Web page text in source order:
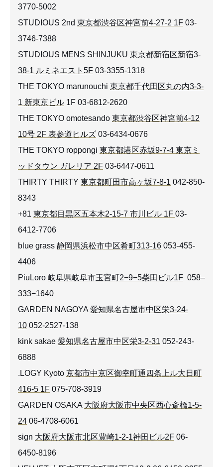
3770-5002
STUDIOUS 2nd 東京都渋谷区神宮前4-27-2 1F 03-
3746-7388
STUDIOUS MENS SHINJUKU 東京都新宿区新宿3-
38-1 ルミネエスト5F 03-3355-1318
THE TOKYO marunouchi 東京都千代田区丸の内3-3-
1 新東京ビル 1F 03-6812-2620
THE TOKYO omotesando 東京都渋谷区神宮前4-12
10号 2F 表参道ヒルズ 03-6434-0676
THE TOKYO roppongi 東京都港区赤坂9-7-4 東京ミ
ッドタウン ガレリア 2F 03-6447-0611
THIRTY THIRTY 東京都町田市高ヶ坂7-8-1 042-850-
8343
+81 東京都目黒区五本木2-15-7 市川ビル 1F 03-
6412-7706
blue grass 静岡県浜松市中区肴町313-16 053-455-
4406
PiuLoro 岐阜県岐阜市玉宮町2−9−5柴田ビル1F 058–
333−1640
GARDEN NAGOYA 愛知県名古屋市中区栄3-24-
10 052-2527-138
kink sakae 愛知県名古屋市中区栄3-2-31 052-243-
6888
.LOGY Kyoto 京都市中京区御幸町通四条上ル大日町
416-5 1F 075-708-3919
GARDEN OSAKA 大阪府大阪市中央区西心斎橋1-5-
24 06-4708-6061
sign 大阪府大阪市北区豊崎1-2-1神田ビル2F 06-
6450-8196